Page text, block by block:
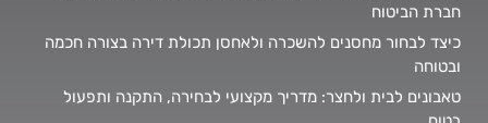
חברת הביטוח
כיצד לבחור מחסנים להשכרה ולאחסן תכולת דירה בצורה חכמה
ובטוחה
טאבונים לבית ולחצר: מדריך מקצועי לבחירה, התקנה ותפעול